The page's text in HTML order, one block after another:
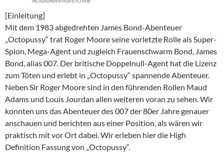
[Einleitung]
Mit dem 1983 abgedrehten James Bond-Abenteuer
„Octopussy“ trat Roger Moore seine vorletzte Rolle als Super-
Spion, Mega-Agent und zugleich Frauenschwarm Bond, James
Bond, alias 007. Der britische Doppelnull-Agent hat die Lizenz
zum Töten und erlebt in „Octopussy“ spannende Abenteuer.
Neben Sir Roger Moore sind in den führenden Rollen Maud
Adams und Louis Jourdan allen weiteren voran zu sehen. Wir
konnten uns das Abenteuer des 007 der 80er Jahre genauer
anschauen und berichten aus einer Position, als wären wir
praktisch mit vor Ort dabei. Wir erleben hier die High
Definition Fassung von „Octopussy“.